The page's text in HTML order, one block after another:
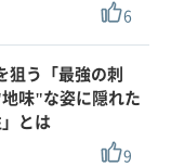
6
狙う「最強の刺
味"な姿に隠れた
」とは
9